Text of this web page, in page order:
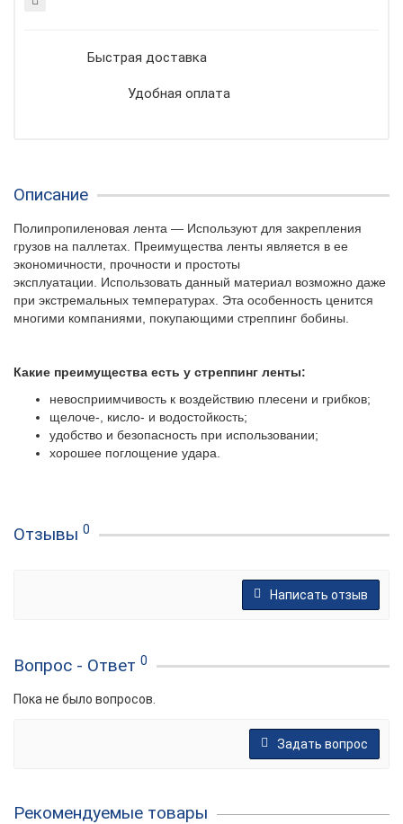
Быстрая доставка
Удобная оплата
Описание
Полипропиленовая лента — Используют для закрепления
грузов на паллетах. Преимущества ленты является в ее
экономичности, прочности и простоты
эксплуатации. Использовать данный материал возможно даже
при экстремальных температурах. Эта особенность ценится
многими компаниями, покупающими стреппинг бобины.
Какие преимущества есть у стреппинг ленты:
невосприимчивость к воздействию плесени и грибков;
щелоче-, кисло- и водостойкость;
удобство и безопасность при использовании;
хорошее поглощение удара.
Отзывы 0
Написать отзыв
Вопрос - Ответ 0
Пока не было вопросов.
Задать вопрос
Рекомендуемые товары